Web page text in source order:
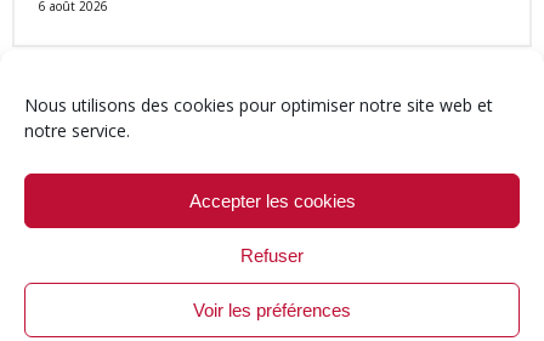
Nous utilisons des cookies pour optimiser notre site web et
notre service.
Accepter les cookies
Refuser
Voir les préférences
6 août 2026